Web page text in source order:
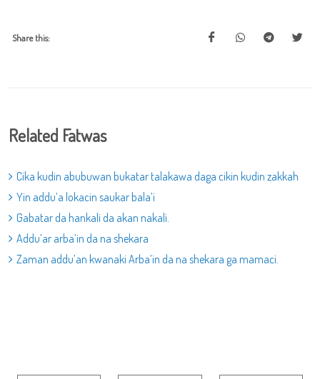
Share this:
Related Fatwas
Cika kudin abubuwan bukatar talakawa daga cikin kudin zakkah
Yin addu’a lokacin saukar bala’i
Gabatar da hankali da akan nakali.
Addu’ar arba’in da na shekara
Zaman addu’an kwanaki Arba’in da na shekara ga mamaci.